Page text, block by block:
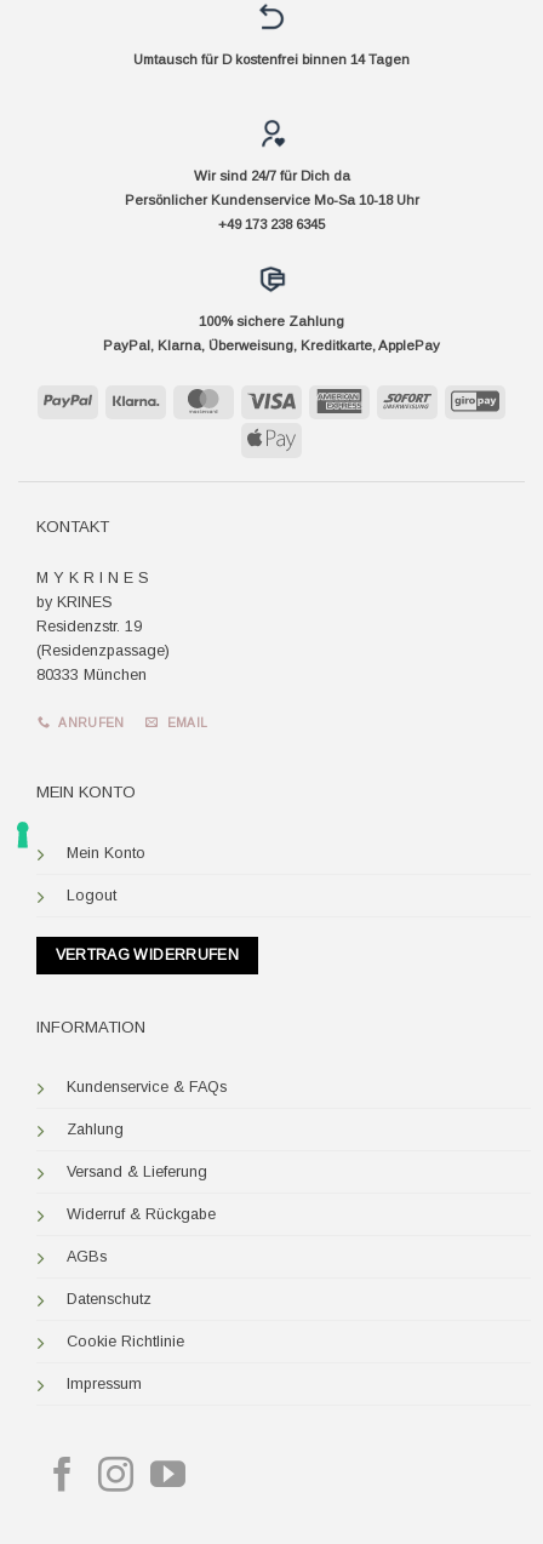
Umtausch für D kostenfrei binnen 14 Tagen
Wir sind 24/7 für Dich da
Persönlicher Kundenservice Mo-Sa 10-18 Uhr
+49 173 238 6345
100% sichere Zahlung
PayPal, Klarna, Überweisung, Kreditkarte, ApplePay
PayPal Klarna MasterCard Visa
AmericanSofort
Apple
KONTAKT
M Y K R I N E S
by KRINES
Residenzstr. 19
(Residenzpassage)
80333 München
ANRUFEN EMAIL
MEIN KONTO
Mein Konto
Logout
VERTRAG WIDERRUFEN
INFORMATION
Kundenservice & FAQs
Zahlung
Versand & Lieferung
Widerruf & Rückgabe
AGBs
Datenschutz
Cookie Richtlinie
Impressum